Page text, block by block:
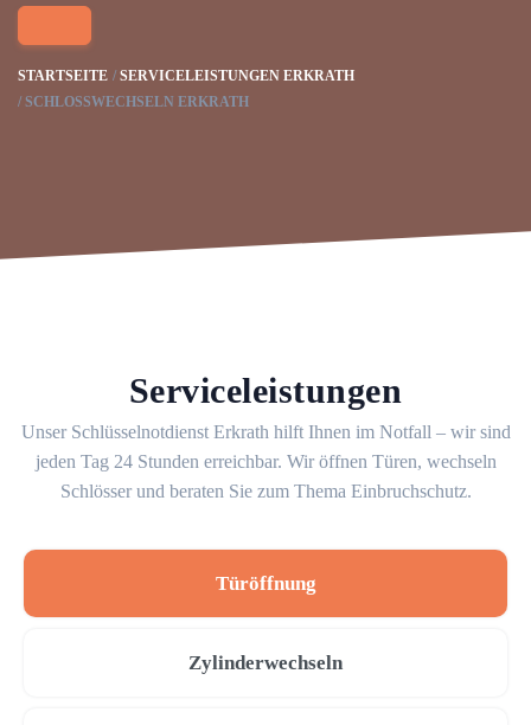
STARTSEITE
SERVICELEISTUNGEN ERKRATH
SCHLOSSWECHSELN ERKRATH
Serviceleistungen
Unser Schlüsselnotdienst Erkrath hilft Ihnen im Notfall – wir sind
jeden Tag 24 Stunden erreichbar. Wir öffnen Türen, wechseln
Schlösser und beraten Sie zum Thema Einbruchschutz.
Türöffnung
Zylinderwechseln